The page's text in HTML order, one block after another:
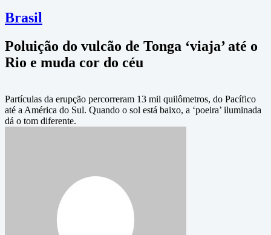
Brasil
Poluição do vulcão de Tonga ‘viaja’ até o
Rio e muda cor do céu
Partículas da erupção percorreram 13 mil quilômetros, do Pacífico
até a América do Sul. Quando o sol está baixo, a ‘poeira’ iluminada
dá o tom diferente.